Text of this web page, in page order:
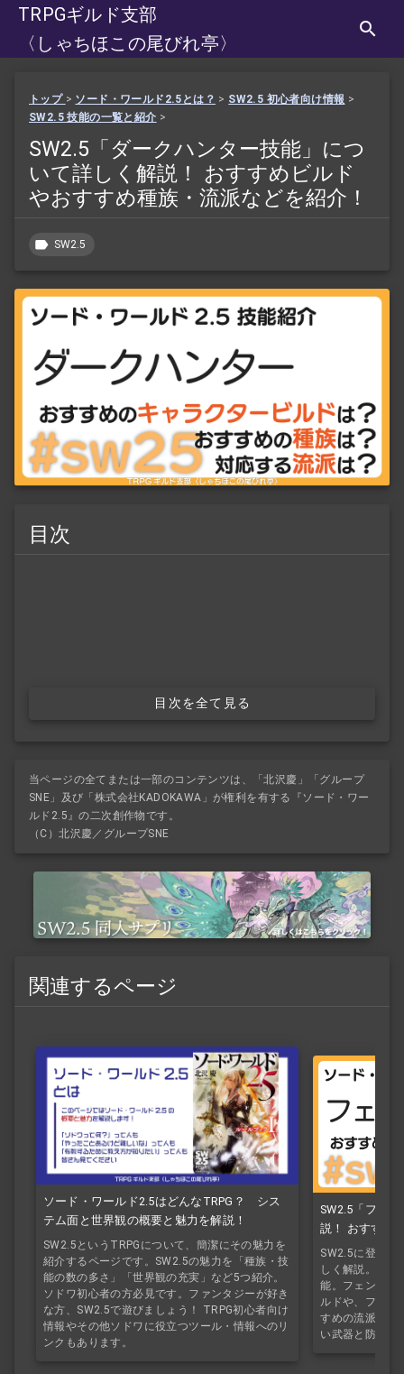
TRPGギルド支部
〈しゃちほこの尾びれ亭〉
トップ > ソード・ワールド2.5とは？ > SW2.5 初心者向け情報 >
SW2.5 技能の一覧と紹介 >
SW2.5「ダークハンター技能」につ
いて詳しく解説！ おすすめビルド
やおすすめ種族・流派などを紹介！
SW2.5
目次
目次を全て見る
当ページの全てまたは一部のコンテンツは、「北沢慶」「グループ
SNE」及び「株式会社KADOKAWA」が権利を有する『ソード・ワー
ルド2.5』の二次創作物です。
（C）北沢慶／グループSNE
関連するページ
ソード・ワールド2.5はどんなTRPG？ シス
テム面と世界観の概要と魅力を解説！
SW2.5というTRPGについて、簡潔にその魅力を
紹介するページです。SW2.5の魅力を「種族・技
能の数の多さ」「世界観の充実」など5つ紹介。
ソドワ初心者の方必見です。ファンタジーが好き
な方、SW2.5で遊びましょう！ TRPG初心者向け
情報やその他ソドワに役立つツール・情報へのリ
ンクもあります。
SW2.5「フェ
説！ おすすめ
どを紹介！
SW2.5に登場す
しく解説。フェ
能。フェンサー
ルドや、フェン
すめの流派を紹
い武器と防具を